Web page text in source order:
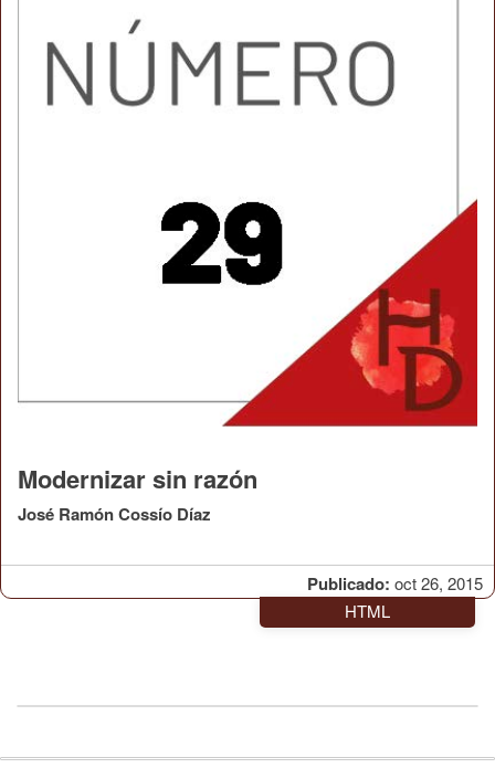
Publicado: oct 26, 2015
Modernizar sin razón
José Ramón Cossío Díaz
HTML